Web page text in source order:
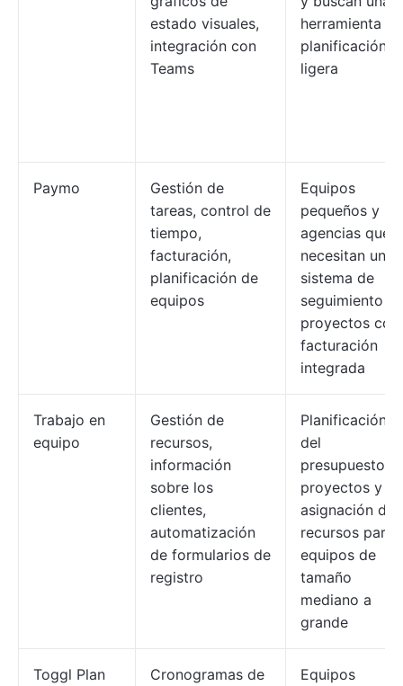
estado visuales,
integración con
Teams
herramienta de
planificación
ligera
Paymo
Gestión de
tareas, control de
tiempo,
facturación,
planificación de
equipos
Equipos
pequeños y
agencias que
necesitan un
sistema de
seguimiento
proyectos con
facturación
integrada
Trabajo en
equipo
Gestión de
recursos,
información
sobre los
clientes,
automatización
de formularios de
registro
Planificación
del
presupuesto
proyectos y
asignación de
recursos para
equipos de
tamaño
mediano a
grande
Toggl Plan
Cronogramas de
Equipos